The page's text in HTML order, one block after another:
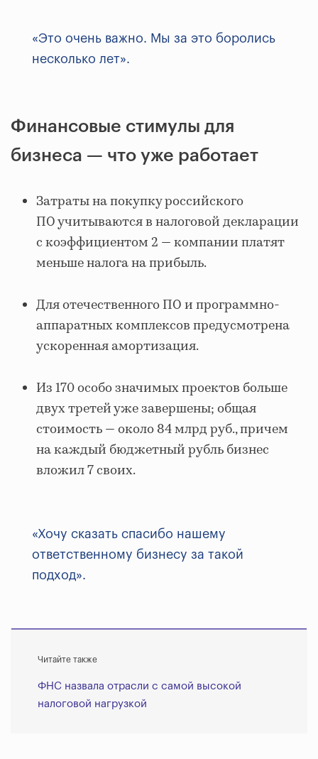
«Это очень важно. Мы за это боролись
несколько лет».
Финансовые стимулы для
бизнеса — что уже работает
Затраты на покупку российского
ПО учитываются в налоговой декларации
с коэффициентом 2 — компании платят
меньше налога на прибыль.
Для отечественного ПО и программно-
аппаратных комплексов предусмотрена
ускоренная амортизация.
Из 170 особо значимых проектов больше
двух третей уже завершены; общая
стоимость — около 84 млрд руб., причем
на каждый бюджетный рубль бизнес
вложил 7 своих.
«Хочу сказать спасибо нашему
ответственному бизнесу за такой
подход».
Читайте также
ФНС назвала отрасли с самой высокой
налоговой нагрузкой